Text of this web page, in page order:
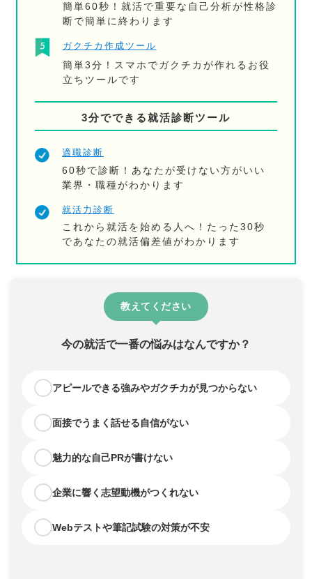
簡単60秒！就活で重要な自己分析が性格診
断で簡単に終わります
ガクチカ作成ツール
簡単3分！スマホでガクチカが作れるお役
立ちツールです
3分でできる就活診断ツール
適職診断
60秒で診断！あなたが受けない方がいい
業界・職種がわかります
就活力診断
これから就活を始める人へ！たった30秒
であなたの就活偏差値がわかります